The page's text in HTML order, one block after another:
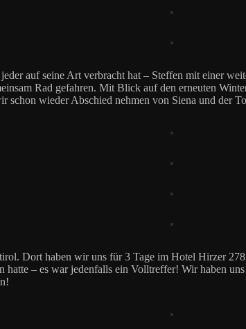
auf seine Art verbracht hat – Steffen mit einer
Rad gefahren. Mit Blick auf den erneuten
schon wieder Abschied nehmen von Siena und der
Dort haben wir uns für 3 Tage im Hotel Hirzer
hatte – es war jedenfalls ein Volltreffer! Wir haben